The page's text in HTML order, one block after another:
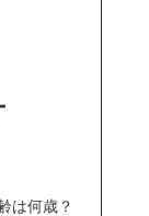
は何歳？